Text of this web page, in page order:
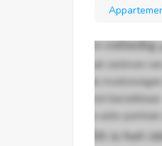
volledig
het centrum
de
vlot bereikbaar.
Je auto
Dit is het